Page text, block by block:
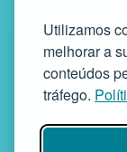
Utilizamos
melhorar a
conteúdos
tráfego.
GAF |
Rua da